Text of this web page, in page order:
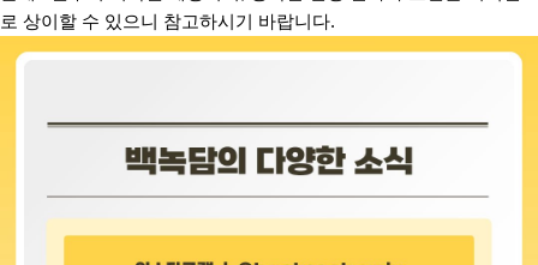
로 상이할 수 있으니 참고하시기 바랍니다.